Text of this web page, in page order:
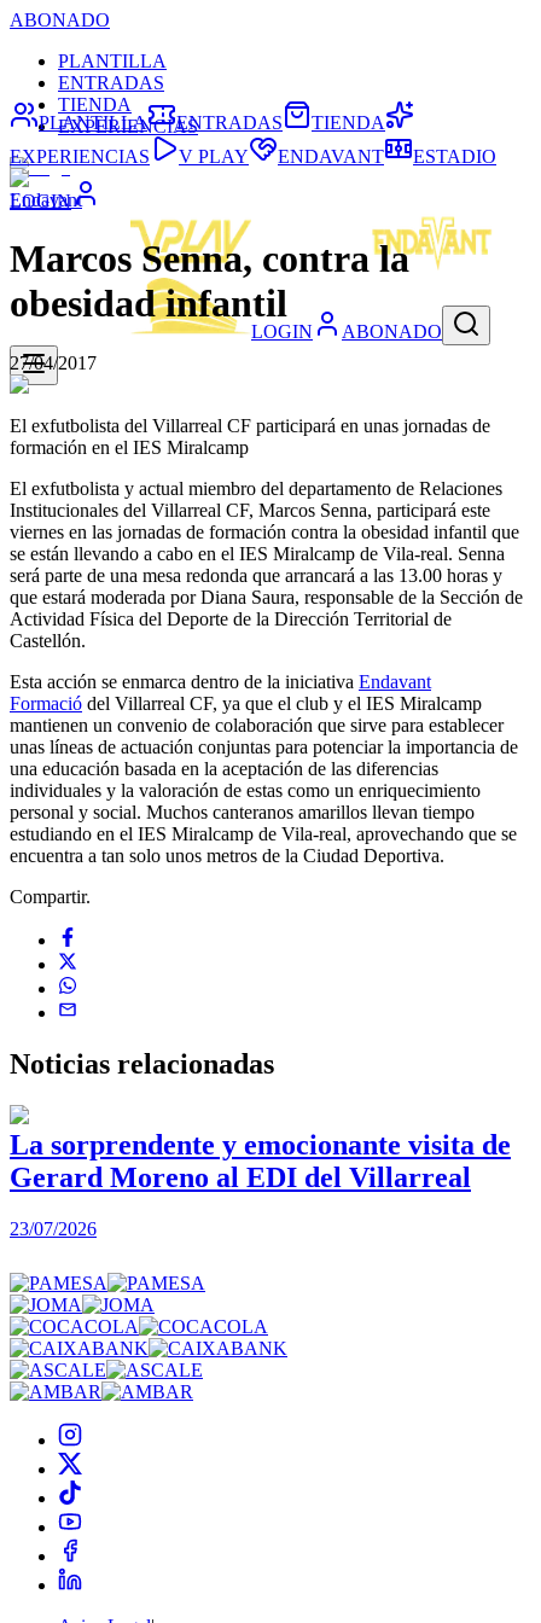
ABONADO
PLANTILLA
ENTRADAS
TIENDA
EXPERIENCIAS
LOGIN
LOGIN ABONADO
PLANTILLA ENTRADAS
TIENDA
EXPERIENCIAS
V PLAY ENDAVANT ESTADIO
Endavant
Marcos Senna, contra la
obesidad infantil
27/04/2017
El exfutbolista del Villarreal CF participará en unas jornadas de
formación en el IES Miralcamp
El exfutbolista y actual miembro del departamento de Relaciones
Institucionales del Villarreal CF, Marcos Senna, participará este
viernes en las jornadas de formación contra la obesidad infantil que
se están llevando a cabo en el IES Miralcamp de Vila-real. Senna
será parte de una mesa redonda que arrancará a las 13.00 horas y
que estará moderada por Diana Saura, responsable de la Sección de
Actividad Física del Deporte de la Dirección Territorial de
Castellón.
Esta acción se enmarca dentro de la iniciativa Endavant
Formació del Villarreal CF, ya que el club y el IES Miralcamp
mantienen un convenio de colaboración que sirve para establecer
unas líneas de actuación conjuntas para potenciar la importancia de
una educación basada en la aceptación de las diferencias
individuales y la valoración de estas como un enriquecimiento
personal y social. Muchos canteranos amarillos llevan tiempo
estudiando en el IES Miralcamp de Vila-real, aprovechando que se
encuentra a tan solo unos metros de la Ciudad Deportiva.
Compartir.
Noticias relacionadas
La sorprendente y emocionante visita de
Gerard Moreno al EDI del Villarreal
23/07/2026